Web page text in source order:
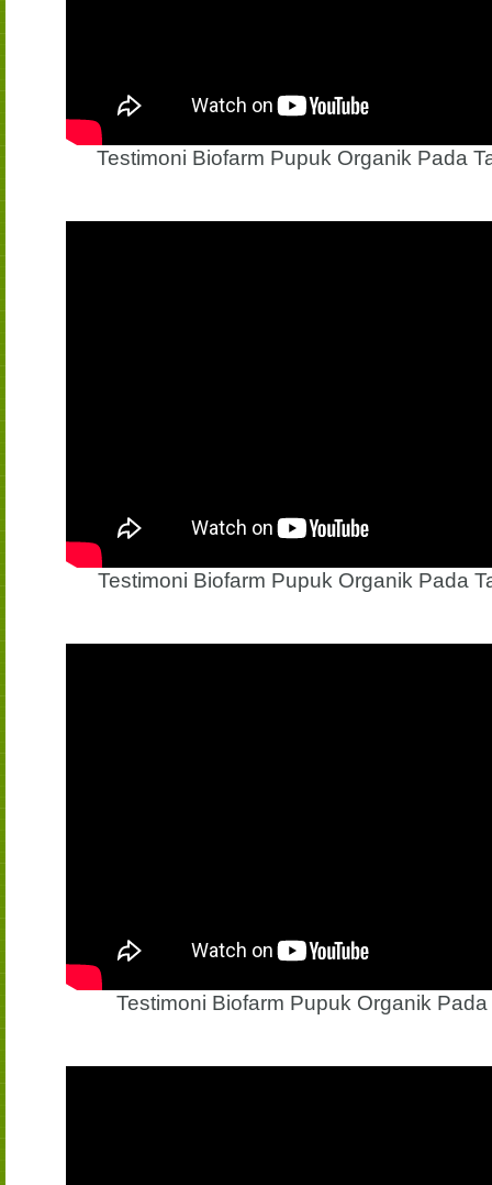
Testimoni Biofarm Pupuk Organik Pada
Testimoni Biofarm Pupuk Organik Pada
Testimoni Biofarm Pupuk Organik